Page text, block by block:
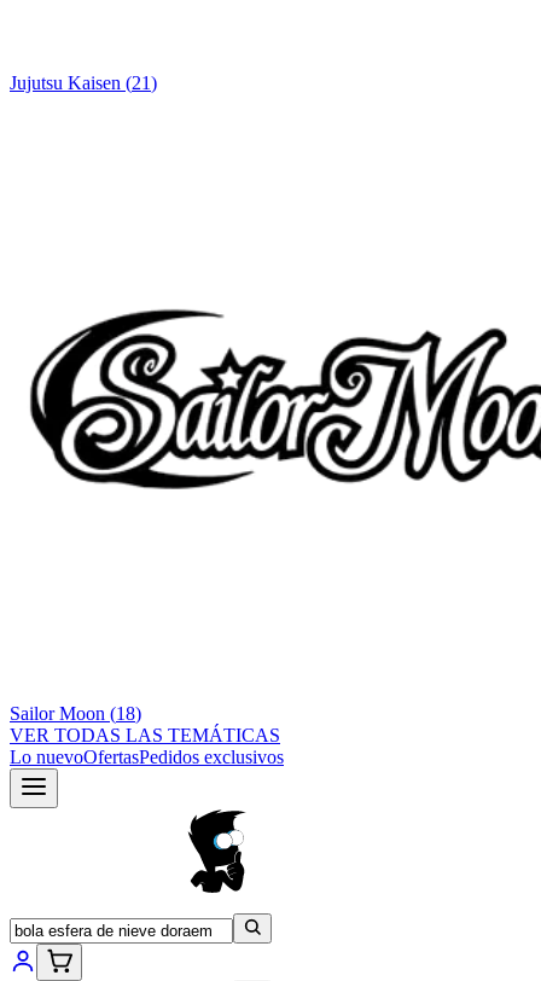
Jujutsu Kaisen (21)
Sailor Moon (18)
VER TODAS LAS TEMÁTICAS
Lo nuevoOfertasPedidos exclusivos